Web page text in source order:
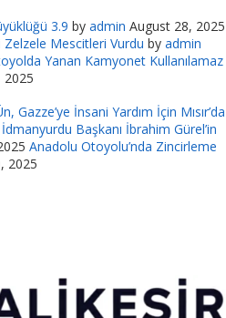
3.9 by admin August 28, 2025
Zelzele Mescitleri Vurdu by admin
Yanan Kamyonet Kullanılamaz
2025
Gazze’ye İnsani Yardım İçin Mısır’da
Başkanı İbrahim Gürel’in
Anadolu Otoyolu’nda Zincirleme
2025